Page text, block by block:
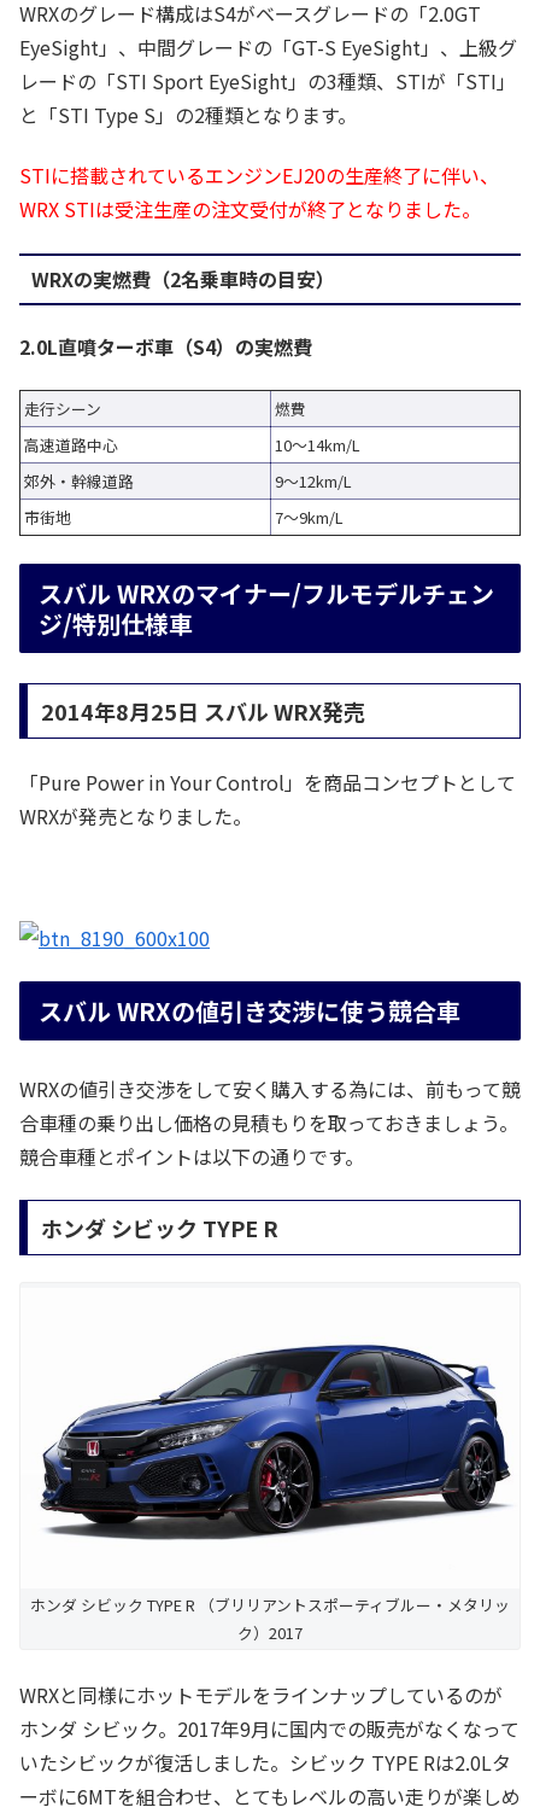
WRXのグレード構成はS4がベースグレードの「2.0GT
EyeSight」、中間グレードの「GT-S EyeSight」、上級グ
レードの「STI Sport EyeSight」の3種類、STIが「STI」
と「STI Type S」の2種類となります。
STIに搭載されているエンジンEJ20の生産終了に伴い、
WRX STIは受注生産の注文受付が終了となりました。
WRXの実燃費（2名乗車時の目安）
2.0L直噴ターボ車（S4）の実燃費
走行シーン
燃費
高速道路中心
10～14km/L
郊外・幹線道路
9～12km/L
市街地
7～9km/L
スバル WRXのマイナー/フルモデルチェン
ジ/特別仕様車
2014年8月25日 スバル WRX発売
「Pure Power in Your Control」を商品コンセプトとして
WRXが発売となりました。
スバル WRXの値引き交渉に使う競合車
WRXの値引き交渉をして安く購入する為には、前もって競
合車種の乗り出し価格の見積もりを取っておきましょう。
競合車種とポイントは以下の通りです。
ホンダ シビック TYPE R
ホンダ シビック TYPE R （ブリリアントスポーティブルー・メタリッ
ク）2017
WRXと同様にホットモデルをラインナップしているのが
ホンダ シビック。2017年9月に国内での販売がなくなって
いたシビックが復活しました。シビック TYPE Rは2.0Lタ
ーボに6MTを組合わせ、とてもレベルの高い走りが楽しめ